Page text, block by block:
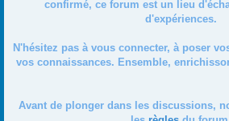
confirmé, ce forum est un lieu
d'expériences.
N'hésitez pas à vous connecter, à poser
vos connaissances. Ensemble,
Avant de plonger dans les discussions,